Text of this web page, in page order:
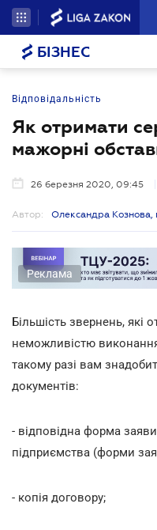
БІЗНЕС
Відповідальність
Як отримати
мажорні
26 березня 2020, 09:45
Автор: Олександра Кознова,
Реклама
Більшість звернень, які
неможливістю
такому разі вам
документів:
- відповідна форма
підприємства (форми
- копія договору;